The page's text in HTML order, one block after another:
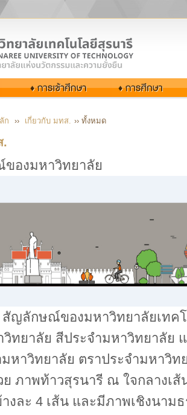
ก ›› เกี่ยวกับ มทส. ›› ทั้งหมด
.
องมหาวิทยาลัย
ลักษณ์ของมหาวิทยาลัยเทคโ
วิทยาลัย สีประจำมหาวิทยาลัย
มหาวิทยาลัย ตราประจำมหาวิท
ย ภาพท้าวสุรนารี ณ ใจกลางเ
งละ 4 เส้น และมีภาพเชิงนาม